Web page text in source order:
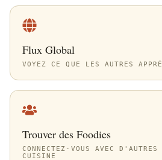
Flux Global
VOYEZ CE QUE LES AUTRES
Trouver des Foodies
CONNECTEZ-VOUS AVEC D'AUTRES
CUISINE